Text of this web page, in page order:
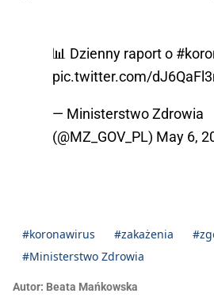
📊 Dzienny raport o
pic.twitter.com/
— Ministerstwo Zdrowia
(@MZ_GOV_PL) May 6,
#koronawirus #zakażenia
#Ministerstwo Zdrowia
Autor: Beata Mańkowska